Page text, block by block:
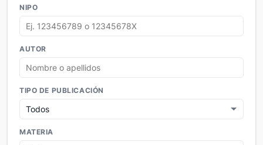
NIPO
AUTOR
TIPO DE PUBLICACIÓN
MATERIA